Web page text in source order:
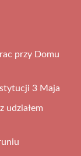
przy Domu
3 Maja
udziałem